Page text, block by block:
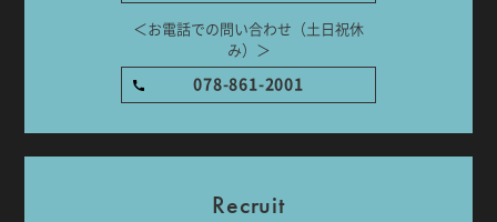
＜お電話での問い合わせ（土日祝休
み）＞
078-861-2001
Recruit
ご相談はこちらから